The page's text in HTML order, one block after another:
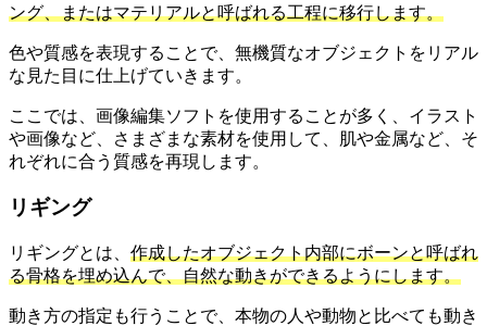
ング、またはマテリアルと呼ばれる工程に移行します。
色や質感を表現することで、無機質なオブジェクトをリアル
な見た目に仕上げていきます。
ここでは、画像編集ソフトを使用することが多く、イラスト
や画像など、さまざまな素材を使用して、肌や金属など、そ
れぞれに合う質感を再現します。
リギング
リギングとは、 作成したオブジェクト内部にボーンと呼ばれ
る骨格を埋め込んで、自然な動きができるようにします。
動き方の指定も行うことで、本物の人や動物と比べても動き